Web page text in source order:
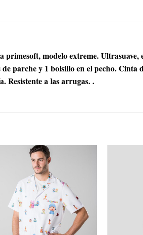
modelo extreme. Ultrasuave,
parche y 1 bolsillo en el pecho.
Resistente a las arrugas. .